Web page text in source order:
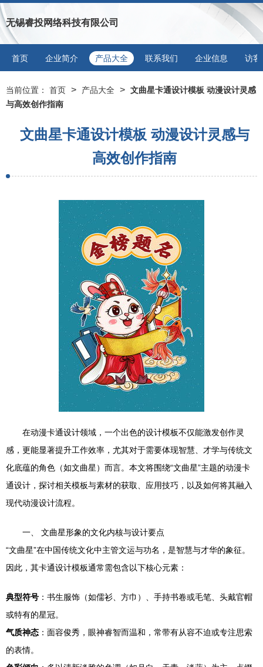
无锡睿投网络科技有限公司
首页 企业简介 产品大全 联系我们 企业信息 访客
当前位置： 首页 > 产品大全 > 文曲星卡通设计模板 动漫设计灵感
与高效创作指南
文曲星卡通设计模板 动漫设计灵感与
高效创作指南
在动漫卡通设计领域，一个出色的设计模板不仅能激发创作灵
感，更能显著提升工作效率，尤其对于需要体现智慧、才学与传统文
化底蕴的角色（如文曲星）而言。本文将围绕“文曲星”主题的动漫卡
通设计，探讨相关模板与素材的获取、应用技巧，以及如何将其融入
现代动漫设计流程。
一、 文曲星形象的文化内核与设计要点
“文曲星”在中国传统文化中主管文运与功名，是智慧与才华的象征。
因此，其卡通设计模板通常需包含以下核心元素：
典型符号 ：书生服饰（如儒衫、方巾）、手持书卷或毛笔、头戴官帽
或特有的星冠。
气质神态 ：面容俊秀，眼神睿智而温和，常带有从容不迫或专注思索
的表情。